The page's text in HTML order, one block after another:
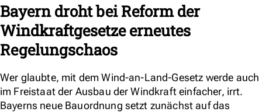
Bayern droht bei Reform der
Windkraftgesetze erneutes
Regelungschaos
Wer glaubte, mit dem Wind-an-Land-Gesetz werde auch
im Freistaat der Ausbau der Windkraft einfacher, irrt.
Bayerns neue Bauordnung setzt zunächst auf das